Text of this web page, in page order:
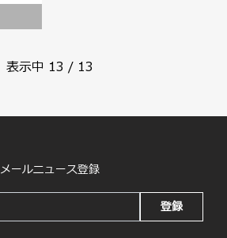
表示中 13 / 13
メールニュース登録
登録